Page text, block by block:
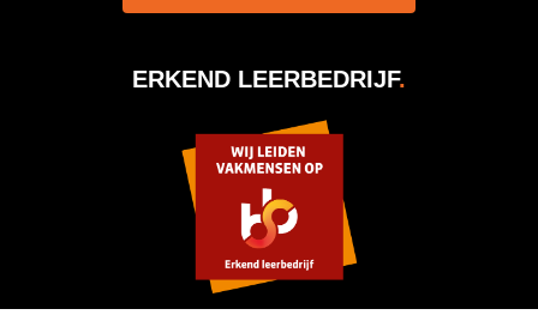
ERKEND LEERBEDRIJF.